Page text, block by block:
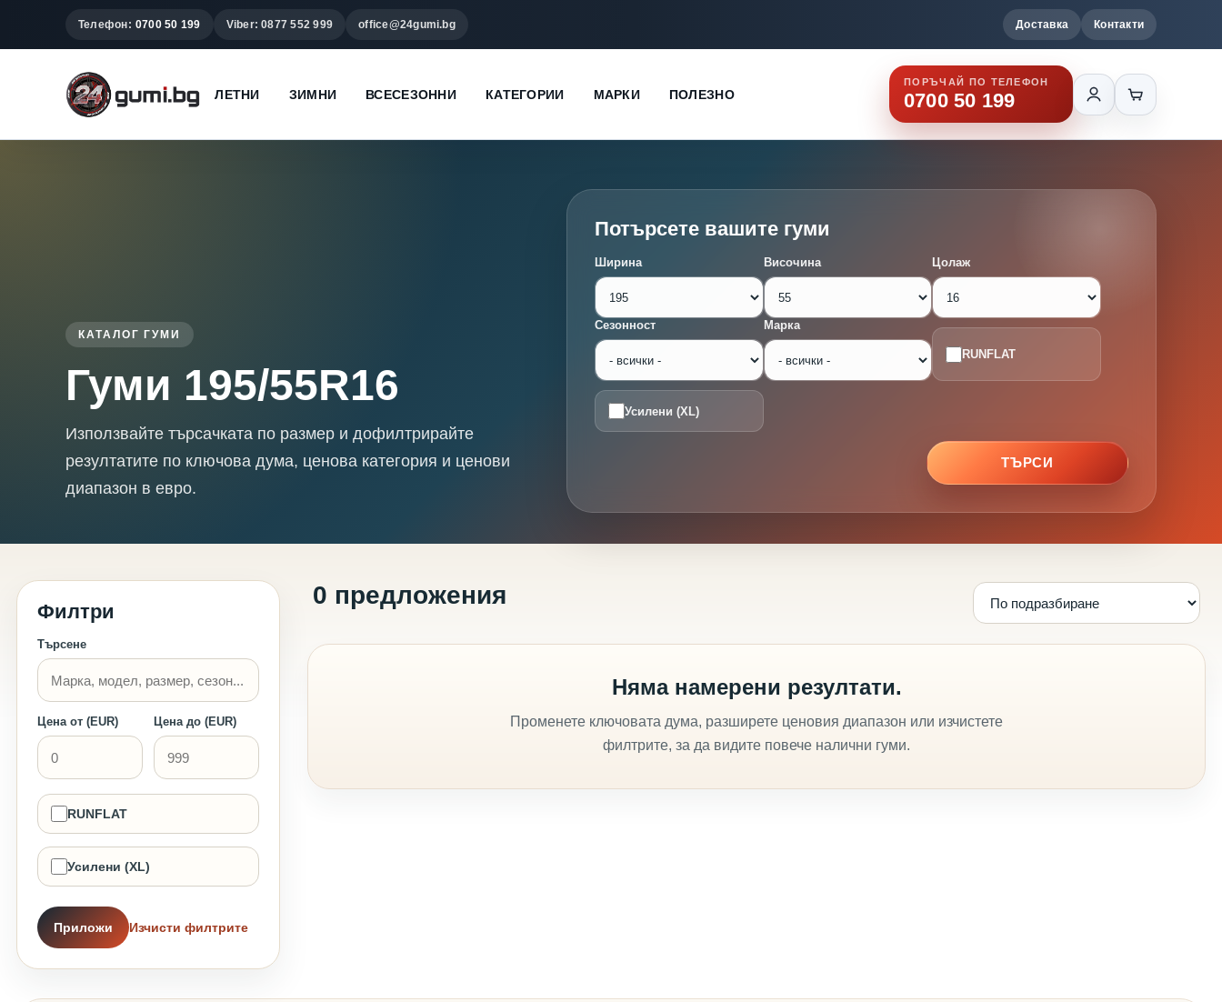
Телефон: 0700 50 199 Viber: 0877 552 999 office@24gumi.bg Доставка Контакти
ЛЕТНИ ЗИМНИ ВСЕСЕЗОННИ КАТЕГОРИИ МАРКИ ПОЛЕЗНО
ПОРЪЧАЙ ПО ТЕЛЕФОН
0700 50 199
КАТАЛОГ ГУМИ
Гуми 195/55R16
Използвайте търсачката по размер и дофилтрирайте
резултатите по ключова дума, ценова категория и ценови
диапазон в евро.
Потърсете вашите гуми
Ширина Височина Цолаж
Сезонност Марка
RUNFLAT
Усилени (XL)
ТЪРСИ
Филтри
Търсене
Цена от (EUR) Цена до (EUR)
RUNFLAT
Усилени (XL)
Приложи Изчисти филтрите
0 предложения
Няма намерени резултати.
Променете ключовата дума, разширете ценовия диапазон или изчистете
филтрите, за да видите повече налични гуми.